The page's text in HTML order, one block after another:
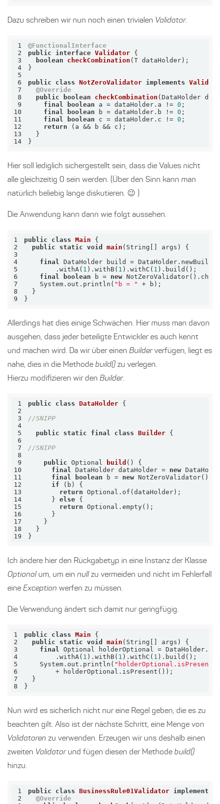
Dazu schreiben wir nun noch einen trivialen Validator.
1
@FunctionalInterface
2
public interface Validator
3
boolean checkCombination (T dataHolder)
4
5
6
public class NotZeroValidator implements
7
@Override
8
public boolean checkCombination (DataHolder
9
final boolean a = dataHolder.a != 0
10
final boolean b = dataHolder.b != 0
11
final boolean c = dataHolder.c != 0
12
return
13
14
}
Hier soll lediglich sichergestellt sein, dass die Values nicht
alle gleichzeitig 0 sein werden. (Über den Sinn kann man
natürlich beliebig lange diskutieren. 😉 )
Die Anwendung kann dann wie folgt aussehen.
1 public class Main
2
public static void main (String[] args)
3
4
final
5
        .withA(
1 ).withB( 1 ).withC( 1
6
final boolean b = new
7
    System.out.println(
"b = "
8
9
}
Allerdings hat dies einige Schwächen. Hier muss man davon
ausgehen, dass jeder beteiligte Entwickler es auch kennt
und machen wird. Da wir über einen Builderverfügen, liegt es
nahe, dies in die Methode build() zu verlegen.
Hierzu modifizieren wir den Builder.
1 public class DataHolder
2
3
//SNIPP
4
5
public static final class Builder
6
7
//SNIPP
8
9
public Optional build ()
10
final DataHolder dataHolder = new
11
final boolean b = new
12
if
13
return
14
      }
else
15
return
16
17
18
19
}
Ich ändere hier den Rückgabetyp in eine Instanz der Klasse
Optional um, um ein null zu vermeiden und nicht im Fehlerfall
eine Exception werfen zu müssen.
Die Verwendung ändert sich damit nur geringfügig.
1 public class Main
2
public static void main (String[] args)
3
final
4
        .withA(
1 ).withB( 1 ).withC( 1
5
    System.out.println(
6
7
8
}
Nun wird es sicherlich nicht nur eine Regel geben, die es zu
beachten gilt. Also ist der nächste Schritt, eine Menge von
Validatoren zu verwenden. Erzeugen wir uns deshalb einen
zweiten Validatorund fügen diesen der Methode build()
hinzu.
1 public class BusinessRule01Validator implements
2
@Override